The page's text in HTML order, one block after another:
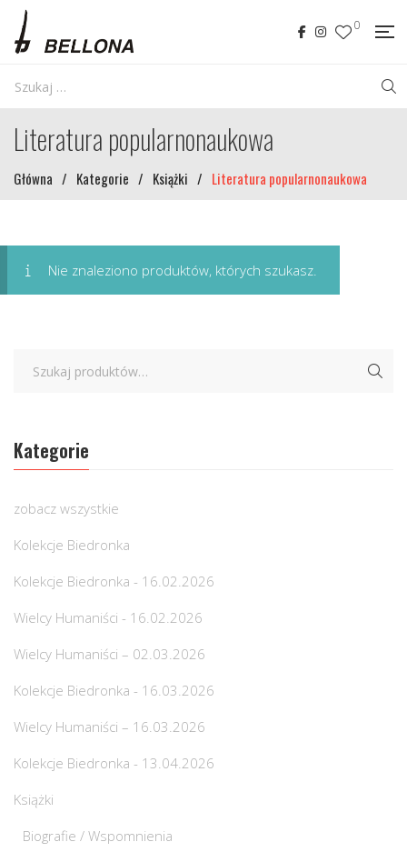
0
Literatura popularnonaukowa
Główna / Kategorie / Książki / Literatura popularnonaukowa
Nie znaleziono produktów, których szukasz.
Kategorie
zobacz wszystkie
Kolekcje Biedronka
Kolekcje Biedronka - 16.02.2026
Wielcy Humaniści - 16.02.2026
Wielcy Humaniści – 02.03.2026
Kolekcje Biedronka - 16.03.2026
Wielcy Humaniści – 16.03.2026
Kolekcje Biedronka - 13.04.2026
Książki
Biografie / Wspomnienia